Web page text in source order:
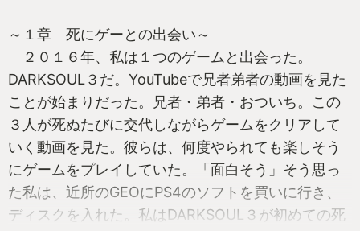
～１章 死にゲーとの出会い～
２０１６年、私は１つのゲームと出会った。
DARKSOUL３だ。YouTubeで兄者弟者の動画を見た
ことが始まりだった。兄者・弟者・おついち。この
３人が死ぬたびに交代しながらゲームをクリアして
いく動画を見た。彼らは、何度やられても楽しそう
にゲームをプレイしていた。「面白そう」そう思っ
た私は、近所のGEOにPS4のソフトを買いに行き、
ディスクを入れた。私はDARKSOUL３が初めての死